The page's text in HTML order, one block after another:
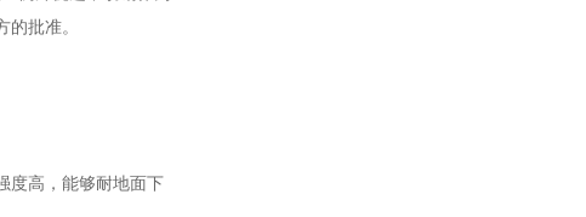
批准。
度高，能够耐地面下